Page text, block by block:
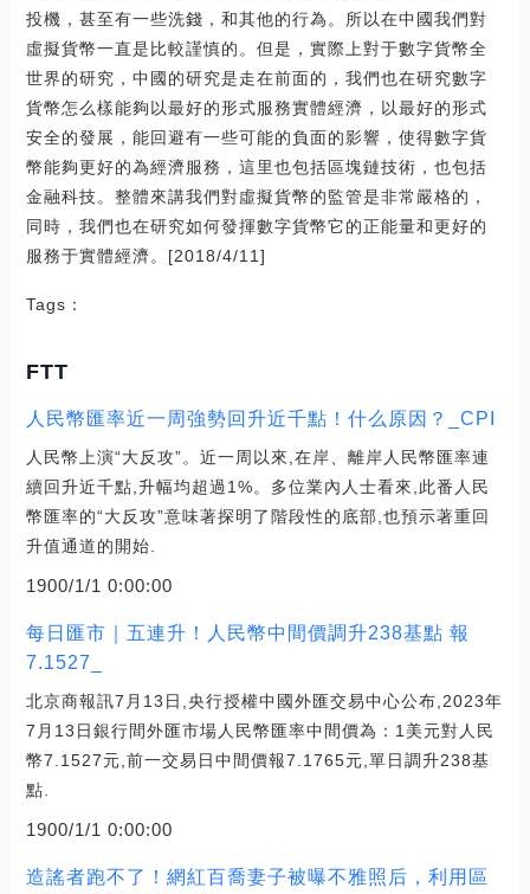
投機，甚至有一些洗錢，和其他的行為。所以在中國我們對
虛擬貨幣一直是比較謹慎的。但是，實際上對于數字貨幣全
世界的研究，中國的研究是走在前面的，我們也在研究數字
貨幣怎么樣能夠以最好的形式服務實體經濟，以最好的形式
安全的發展，能回避有一些可能的負面的影響，使得數字貨
幣能夠更好的為經濟服務，這里也包括區塊鏈技術，也包括
金融科技。整體來講我們對虛擬貨幣的監管是非常嚴格的，
同時，我們也在研究如何發揮數字貨幣它的正能量和更好的
服務于實體經濟。[2018/4/11]
Tags：
FTT
人民幣匯率近一周強勢回升近千點！什么原因？_CPI
人民幣上演“大反攻”。近一周以來,在岸、離岸人民幣匯率連
續回升近千點,升幅均超過1%。多位業內人士看來,此番人民
幣匯率的“大反攻”意味著探明了階段性的底部,也預示著重回
升值通道的開始.
1900/1/1 0:00:00
每日匯市｜五連升！人民幣中間價調升238基點 報
7.1527_
北京商報訊7月13日,央行授權中國外匯交易中心公布,2023年
7月13日銀行間外匯市場人民幣匯率中間價為：1美元對人民
幣7.1527元,前一交易日中間價報7.1765元,單日調升238基
點.
1900/1/1 0:00:00
造謠者跑不了！網紅百喬妻子被曝不雅照后，利用區